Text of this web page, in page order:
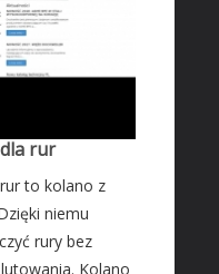
rur
to kolano z
niemu
rury bez
Kolano